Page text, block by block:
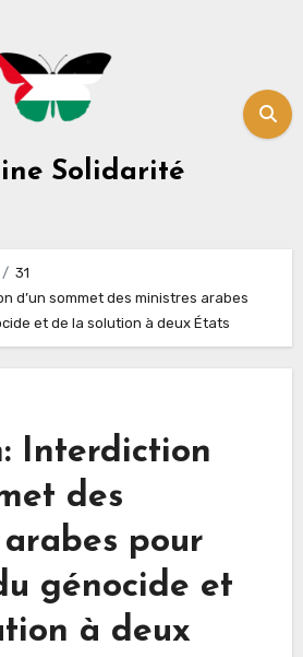
Solidarité
31
d’un sommet des ministres arabes
et de la solution à deux États
Interdiction
des
pour
génocide et
à deux